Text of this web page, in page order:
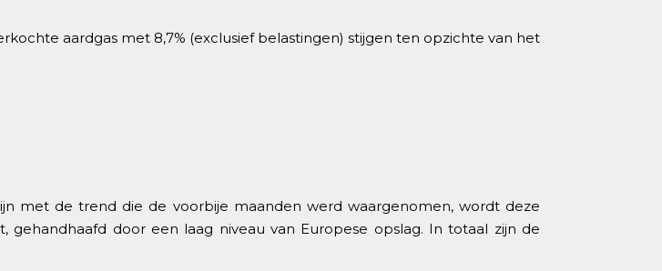
aardgas met 8,7% (exclusief belastingen) stijgen ten opzichte van het
met de trend die de voorbije maanden werd waargenomen, wordt deze
door een laag niveau van Europese opslag. In totaal zijn de